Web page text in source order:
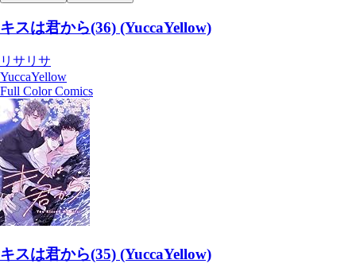
キスは君から(36) (YuccaYellow)
リサリサ
YuccaYellow
Full Color Comics
キスは君から(35) (YuccaYellow)